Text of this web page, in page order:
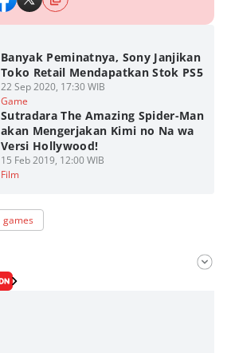
Banyak Peminatnya, Sony Janjikan
Toko Retail Mendapatkan Stok PS5
22 Sep 2020, 17:30 WIB
Game
Sutradara The Amazing Spider-Man
akan Mengerjakan Kimi no Na wa
Versi Hollywood!
15 Feb 2019, 12:00 WIB
Film
games